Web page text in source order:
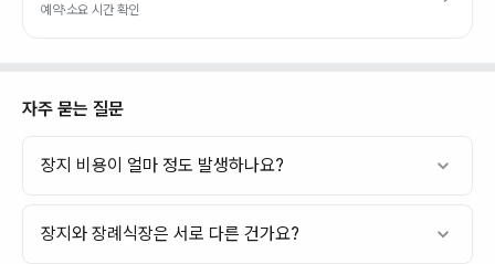
예약·소요 시간 확인
자주 묻는 질문
장지 비용이 얼마 정도 발생하나요?
장지와 장례식장은 서로 다른 건가요?